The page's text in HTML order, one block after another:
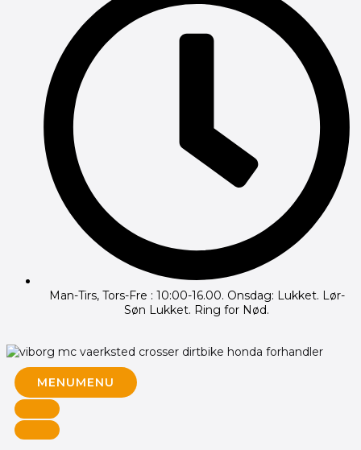
Man-Tirs, Tors-Fre : 10:00-16.00. Onsdag: Lukket. Lør-
Søn Lukket. Ring for Nød.
MENUMENU